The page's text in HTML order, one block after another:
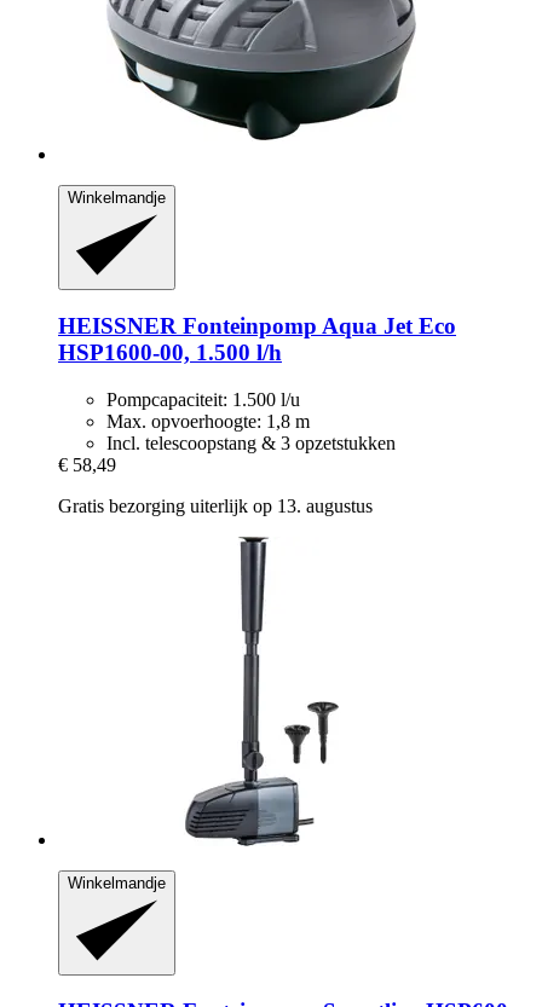
Winkelmandje
HEISSNER Fonteinpomp Aqua Jet Eco
HSP1600-​00, 1.500 l/h
Pompcapaciteit: 1.500 l/u
Max. opvoerhoogte: 1,8 m
Incl. telescoopstang & 3 opzetstukken
€ 58,49
Gratis bezorging uiterlijk op 13. augustus
Winkelmandje